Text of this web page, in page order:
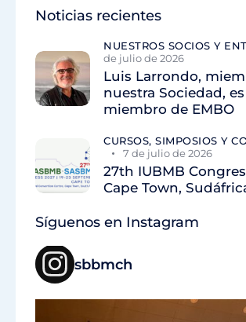
Noticias recientes
NUESTROS SOCIOS Y
de julio de 2026
Luis Larrondo,
nuestra Sociedad,
miembro de EMBO
CURSOS, SIMPOSIOS Y
7 de julio de 2026
27th IUBMB
Cape Town,
Síguenos en Instagram
sbbmch